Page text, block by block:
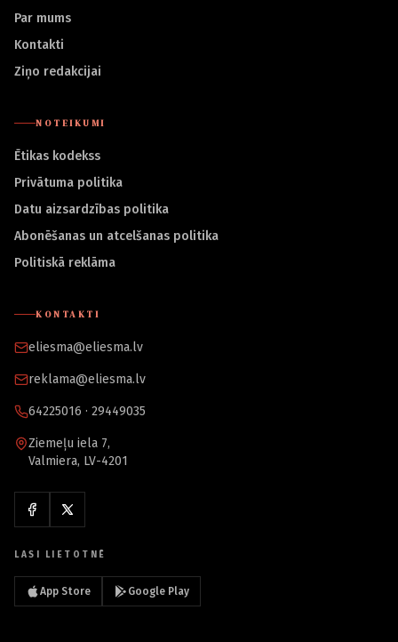
Par mums
Kontakti
Ziņo redakcijai
NOTEIKUMI
Ētikas kodekss
Privātuma politika
Datu aizsardzības politika
Abonēšanas un atcelšanas politika
Politiskā reklāma
KONTAKTI
eliesma@eliesma.lv
reklama@eliesma.lv
64225016 · 29449035
Ziemeļu iela 7,
Valmiera, LV-4201
LASI LIETOTNĒ
App Store Google Play